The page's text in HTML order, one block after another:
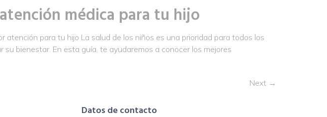
médica para tu hijo
para tu hijo La salud de los niños es una prioridad para todos los
bienestar. En esta guía, te ayudaremos a conocer los mejores
Next →
Datos de contacto